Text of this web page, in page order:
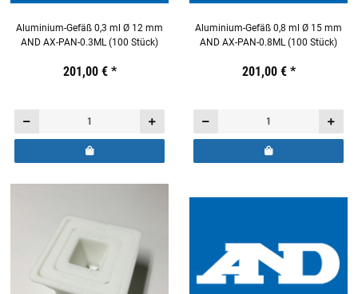
Aluminium-Gefäß 0,3 ml Ø 12 mm
AND AX-PAN-0.3ML (100 Stück)
19,44 €inkl. 19% USt.
201,00 € *
Aluminium-Gefäß 0,8 ml Ø 15 mm
AND AX-PAN-0.8ML (100 Stück)
19,44 €inkl. 19% USt.
201,00 € *